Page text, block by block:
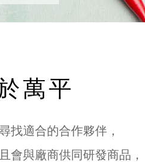
萬平
找適合的合作夥伴，
會與廠商供同研發商品，